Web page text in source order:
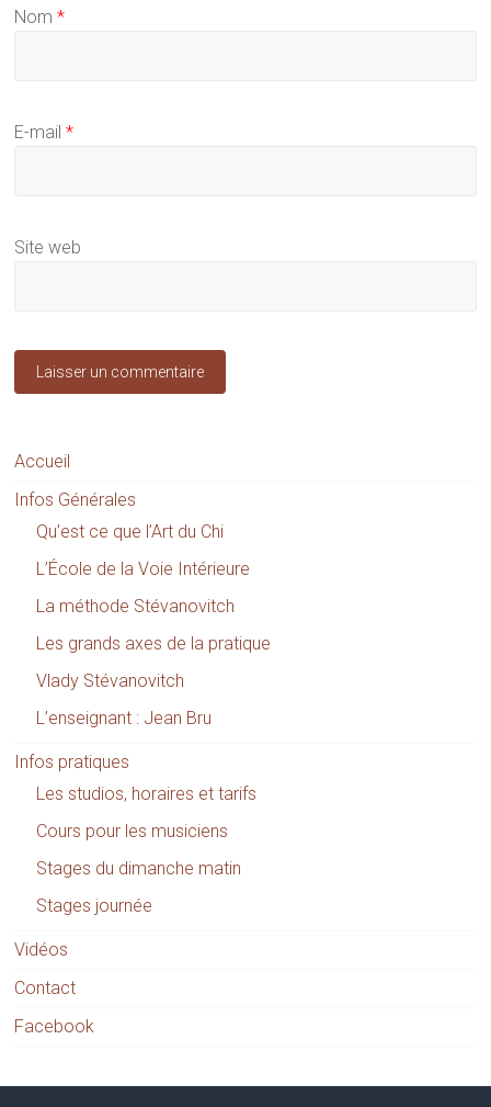
Nom*
E-mail*
Site web
Accueil
Infos Générales
Qu’est ce que l’Art du Chi
L’École de la Voie Intérieure
La méthode Stévanovitch
Les grands axes de la pratique
Vlady Stévanovitch
L’enseignant : Jean Bru
Infos pratiques
Les studios, horaires et tarifs
Cours pour les musiciens
Stages du dimanche matin
Stages journée
Vidéos
Contact
Facebook